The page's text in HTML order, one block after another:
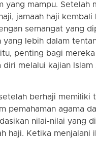
yang mampu. Setelah
jamaah haji
semangat yang
yang lebih dalam
penting bagi
diri melalui kajian Islam
berhaji memiliki
pemahaman agama
nilai-nilai yang
haji. Ketika menjalani